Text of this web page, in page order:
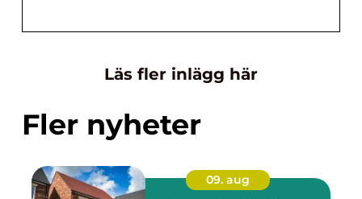
Läs fler inlägg här
Fler nyheter
09. aug